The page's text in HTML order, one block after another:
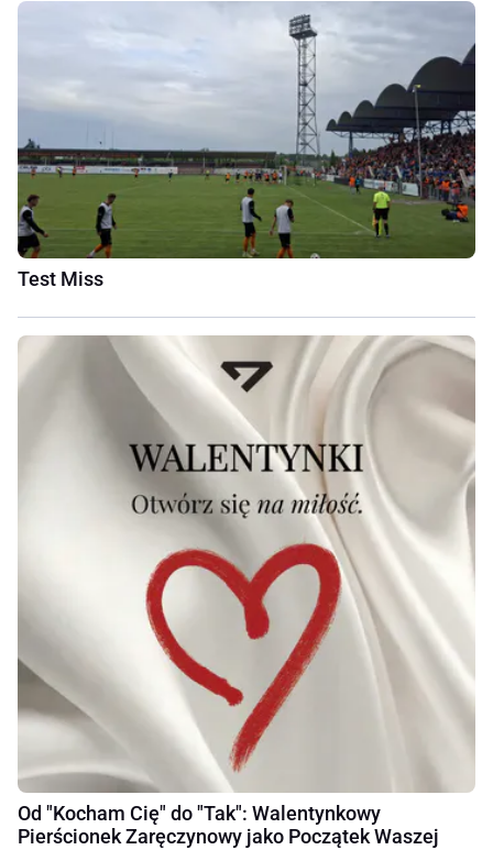
Test Miss
Od "Kocham Cię" do "Tak": Walentynkowy
Pierścionek Zaręczynowy jako Początek Waszej